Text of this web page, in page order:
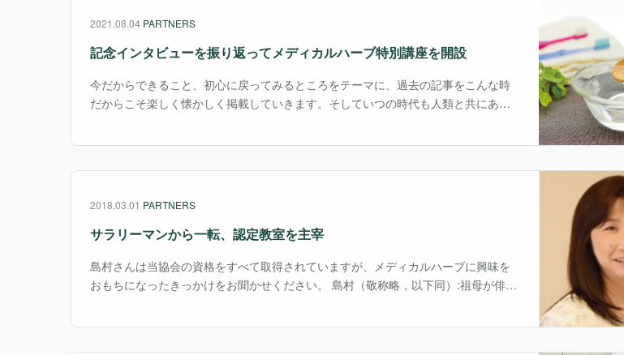
2021.08.04 PARTNERS
記念インタビューを振り返ってメディカルハーブ特別講座を開設
今だからできること、初心に戻ってみるところをテーマに、過去の記事をこんな時
だからこそ楽しく懐かしく掲載していきます。そしていつの時代も人類と共にあっ
2018.03.01 PARTNERS
サラリーマンから一転、認定教室を主宰
島村さんは当協会の資格をすべて取得されていますが、メディカルハーブに興味を
おもちになったきっかけをお聞かせください。 島村（敬称略，以下同）:祖母が俳句